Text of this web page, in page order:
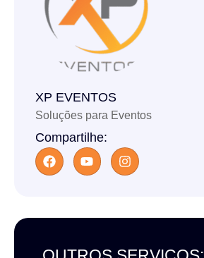
XP EVENTOS
Soluções para Eventos
Compartilhe: